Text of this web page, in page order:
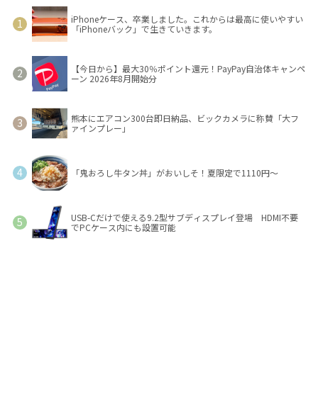
iPhoneケース、卒業しました。これからは最高に使いやすい
「iPhoneバック」で生きていきます。
【今日から】最大30％ポイント還元！PayPay自治体キャンペ
ーン 2026年8月開始分
熊本にエアコン300台即日納品、ビックカメラに称賛「大フ
ァインプレー」
「鬼おろし牛タン丼」がおいしそ！夏限定で1110円～
USB-Cだけで使える9.2型サブディスプレイ登場 HDMI不要
でPCケース内にも設置可能